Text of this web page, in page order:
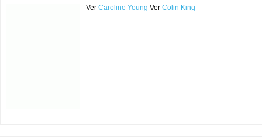
Ver Caroline Young Ver Colin King